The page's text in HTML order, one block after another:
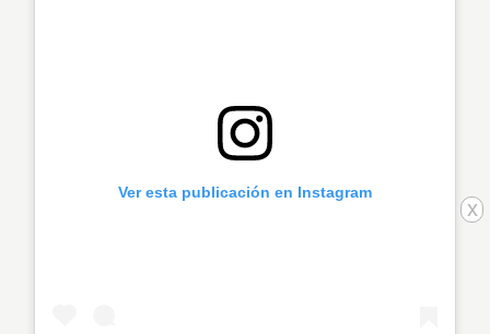
x
Ver esta publicación en Instagram